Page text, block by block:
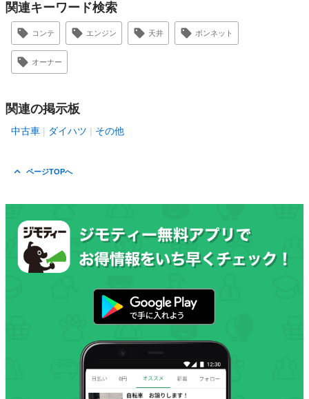
関連キーワード検索
コンテ エンジン 天井 ボンネット
オーナー
関連の掲示板
中古車 ダイハツ その他
ページTOPへ